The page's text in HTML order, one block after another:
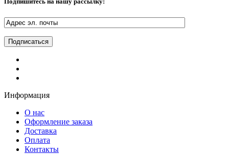
Информация
О нас
Оформление заказа
Доставка
Оплата
Контакты